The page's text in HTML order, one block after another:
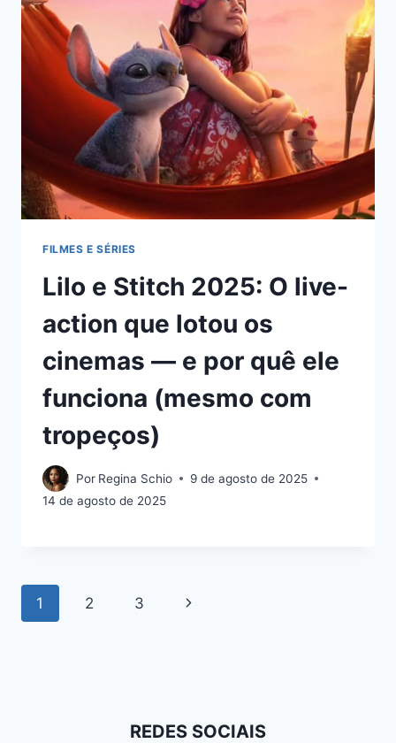
FILMES E SÉRIES
Lilo e Stitch 2025: O live-
action que lotou os
cinemas — e por quê ele
funciona (mesmo com
tropeços)
Por Regina Schio
9 de agosto de 2025
14 de agosto de 2025
Navegação
1 2 3
Página
REDES SOCIAIS